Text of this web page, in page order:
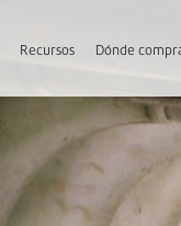
Recursos Dónde